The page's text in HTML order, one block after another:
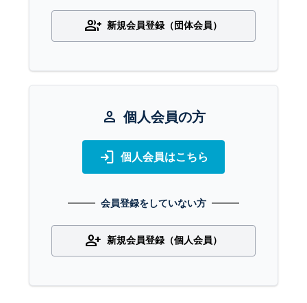
group_add 新規会員登録（団体会員）
person 個人会員の方
login 個人会員はこちら
会員登録をしていない方
person_add 新規会員登録（個人会員）